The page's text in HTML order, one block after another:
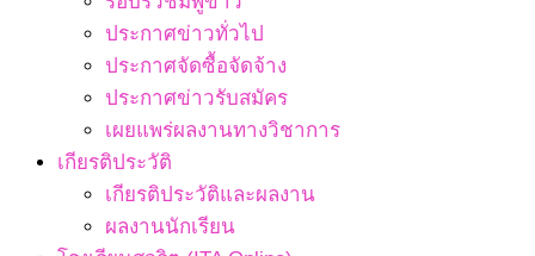
ประกาศข่าวทั่วไป
ประกาศจัดซื้อจัดจ้าง
ประกาศข่าวรับสมัคร
เผยแพร่ผลงานทางวิชาการ
เกียรติประวัติ
เกียรติประวัติและผลงาน
ผลงานนักเรียน